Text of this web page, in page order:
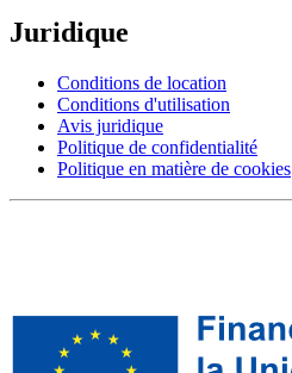
Juridique
Conditions de location
Conditions d'utilisation
Avis juridique
Politique de confidentialité
Politique en matière de cookies